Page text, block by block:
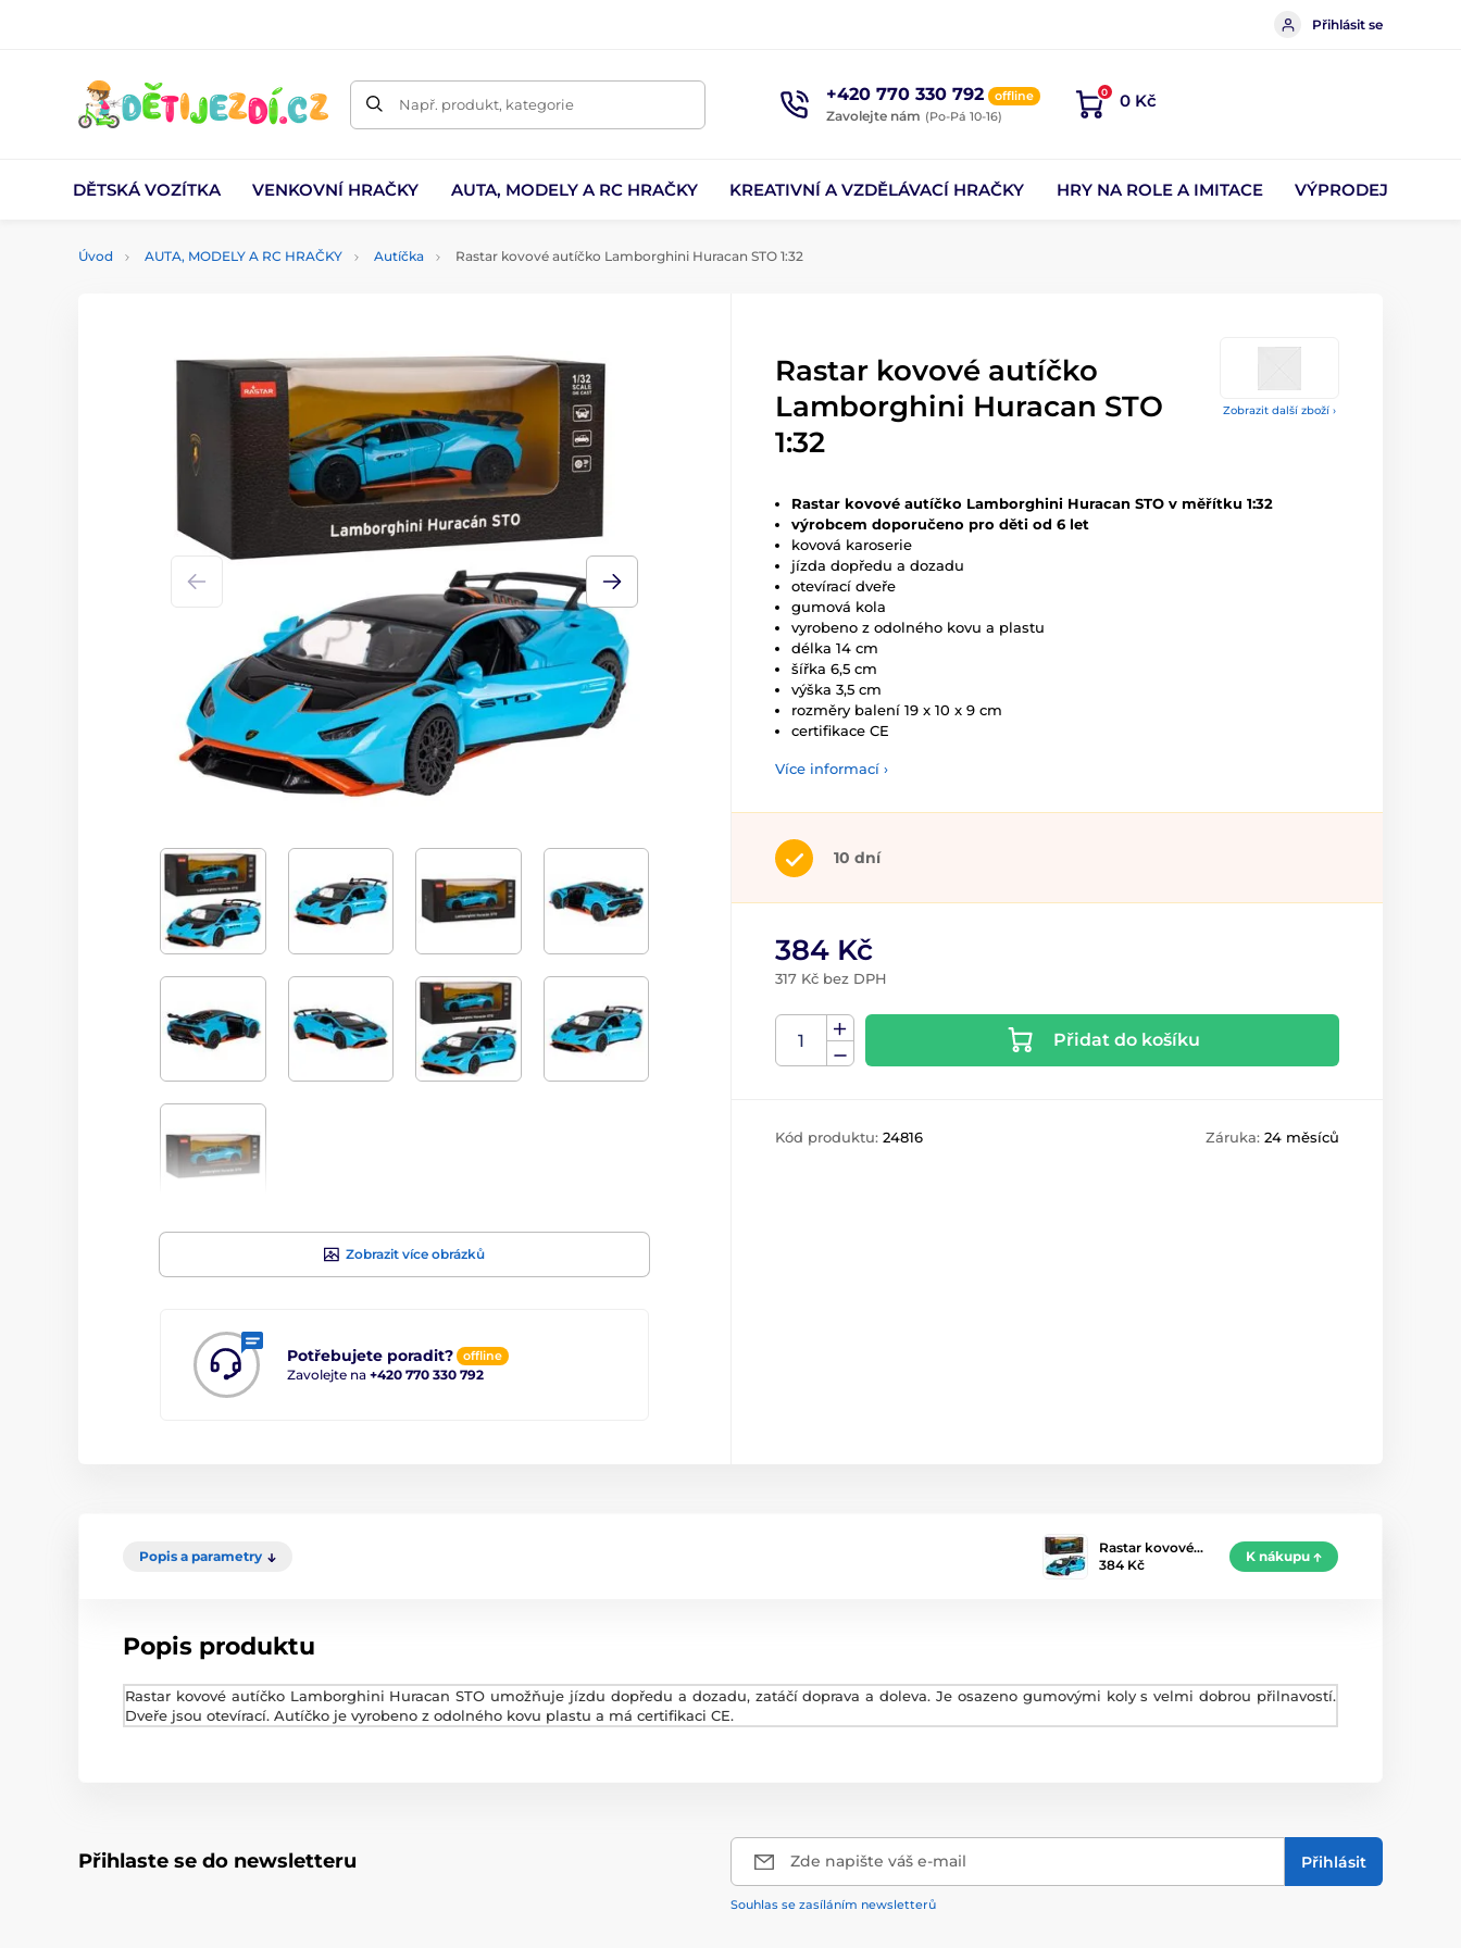
Přihlásit se
Např. produkt, kategorie +420 770 330 792 offline
Zavolejte nám (Po-Pá 10-16)
0 0 Kč
DĚTSKÁ VOZÍTKA VENKOVNÍ HRAČKY AUTA, MODELY A RC HRAČKY KREATIVNÍ A VZDĚLÁVACÍ HRAČKY HRY NA ROLE A IMITACE VÝPRODEJ
Úvod AUTA, MODELY A RC HRAČKY Autíčka Rastar kovové autíčko Lamborghini Huracan STO 1:32
Zobrazit další zboží ›
Zobrazit více obrázků
Potřebujete poradit? offline
Zavolejte na +420 770 330 792
Rastar kovové autíčko
Lamborghini Huracan STO
1:32
Rastar kovové autíčko Lamborghini Huracan STO v měřítku 1:32
výrobcem doporučeno pro děti od 6 let
kovová karoserie
jízda dopředu a dozadu
otevírací dveře
gumová kola
vyrobeno z odolného kovu a plastu
délka 14 cm
šířka 6,5 cm
výška 3,5 cm
rozměry balení 19 x 10 x 9 cm
certifikace CE
Více informací ›
10 dní
384 Kč
317 Kč bez DPH
Přidat do košíku
Kód produktu: 24816 Záruka: 24 měsíců
Popis a parametry
Rastar kovové…
384 Kč
K nákupu
Popis produktu
Rastar kovové autíčko Lamborghini Huracan STO umožňuje jízdu dopředu a dozadu, zatáčí doprava a doleva. Je osazeno gumovými koly s velmi dobrou přilnavostí.
Dveře jsou otevírací. Autíčko je vyrobeno z odolného kovu plastu a má certifikaci CE.
Přihlaste se do newsletteru Zde napište váš e-mail Přihlásit
Souhlas se zasíláním newsletterů